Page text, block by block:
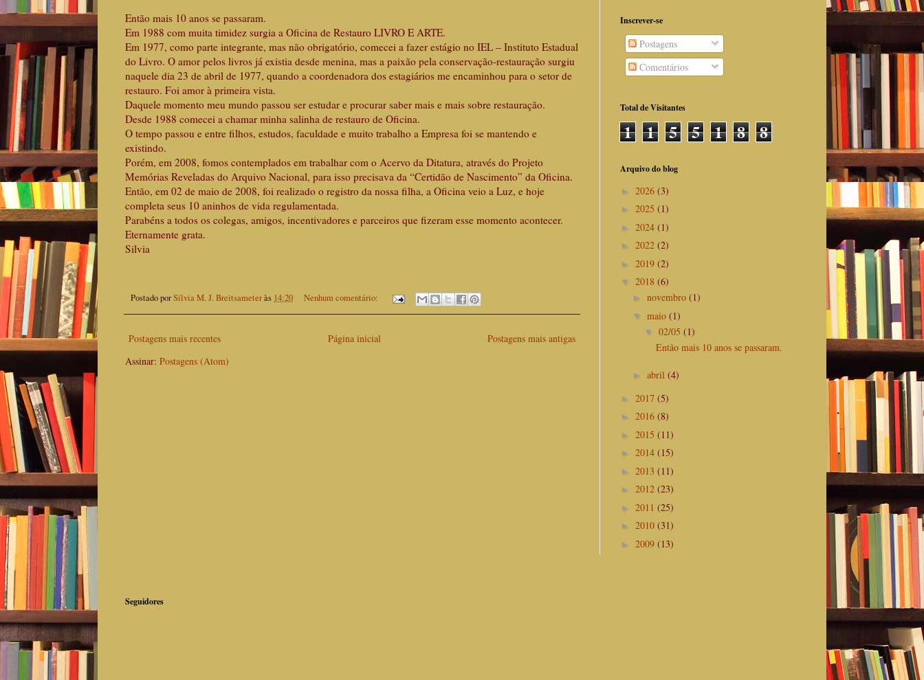
Então mais 10 anos se passaram.
Em 1988 com muita timidez surgia a Oficina de Restauro LIVRO E ARTE.
Em 1977, como parte integrante, mas não obrigatório, comecei a fazer estágio no IEL – Instituto Estadual
do Livro. O amor pelos livros já existia desde menina, mas a paixão pela conservação-restauração surgiu
naquele dia 23 de abril de 1977, quando a coordenadora dos estagiários me encaminhou para o setor de
restauro. Foi amor à primeira vista.
Daquele momento meu mundo passou ser estudar e procurar saber mais e mais sobre restauração.
Desde 1988 comecei a chamar minha salinha de restauro de Oficina.
O tempo passou e entre filhos, estudos, faculdade e muito trabalho a Empresa foi se mantendo e
existindo.
Porém, em 2008, fomos contemplados em trabalhar com o Acervo da Ditatura, através do Projeto
Memórias Reveladas do Arquivo Nacional, para isso precisava da “Certidão de Nascimento” da Oficina.
Então, em 02 de maio de 2008, foi realizado o registro da nossa filha, a Oficina veio a Luz, e hoje
completa seus 10 aninhos de vida regulamentada.
Parabéns a todos os colegas, amigos, incentivadores e parceiros que fizeram esse momento acontecer.
Eternamente grata.
Silvia
Postado porSílvia M. J. Breitsameteràs 14:20 Nenhum comentário:
Postagens mais recentes Postagens mais antigas
Página inicial
Assinar: Postagens (Atom)
Inscrever-se
Postagens
Comentários
Total de Visitantes
1 1 5 5 1 8 8
Arquivo do blog
► 2026 (3)
► 2025 (1)
► 2024 (1)
► 2022 (2)
► 2019 (2)
▼ 2018 (6)
► novembro (1)
▼ maio (1)
▼ 02/05 (1)
Então mais 10 anos se passaram.
► abril (4)
► 2017 (5)
► 2016 (8)
► 2015 (11)
► 2014 (15)
► 2013 (11)
► 2012 (23)
► 2011 (25)
► 2010 (31)
► 2009 (13)
Seguidores